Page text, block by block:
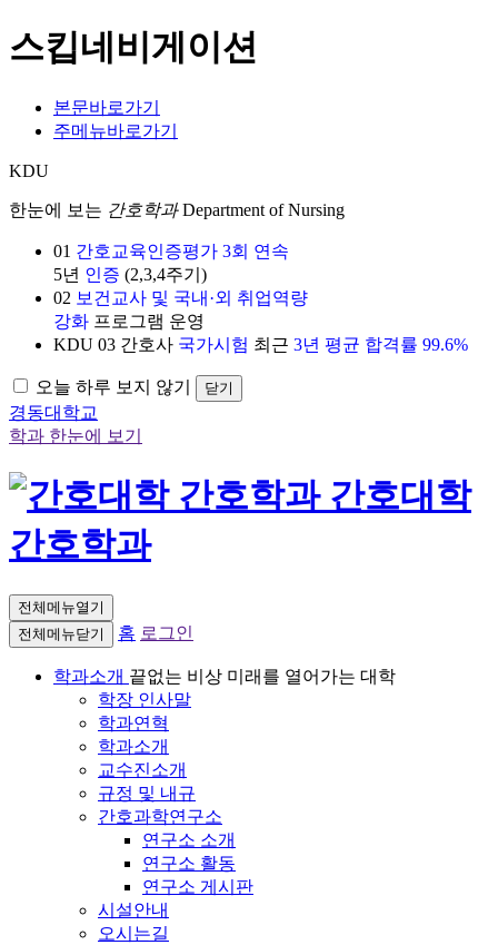
스킵네비게이션
본문바로가기
주메뉴바로가기
KDU
한눈에 보는 간호학과 Department of Nursing
01 간호교육인증평가 3회 연속
5년 인증 (2,3,4주기)
02 보건교사 및 국내·외 취업역량
강화 프로그램 운영
KDU 03 간호사 국가시험 최근 3년 평균 합격률 99.6%
오늘 하루 보지 않기 닫기
경동대학교
학과 한눈에 보기
간호대학
간호학과
전체메뉴열기
전체메뉴닫기
홈 로그인
학과소개 끝없는 비상 미래를 열어가는 대학
학장 인사말
학과연혁
학과소개
교수진소개
규정 및 내규
간호과학연구소
연구소 소개
연구소 활동
연구소 게시판
시설안내
오시는길